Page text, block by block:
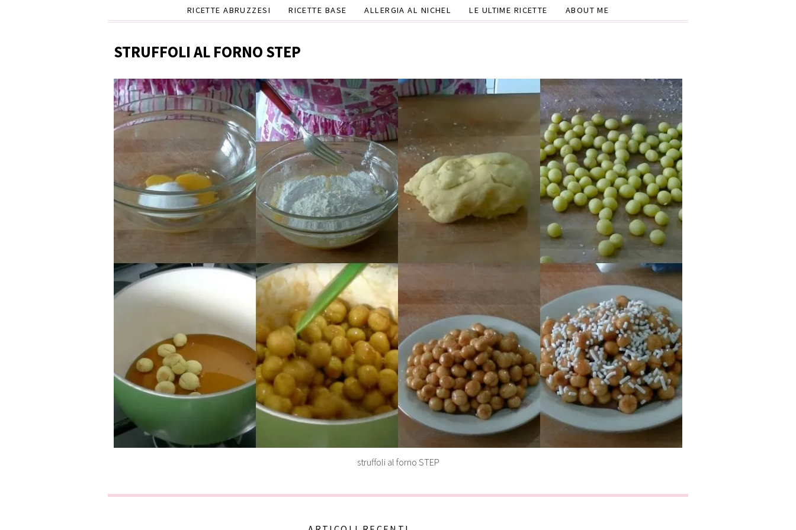
RICETTE ABRUZZESI
RICETTE BASE ALLERGIA AL NICHEL LE ULTIME RICETTE ABOUT ME
STRUFFOLI AL FORNO STEP
struffoli al forno STEP